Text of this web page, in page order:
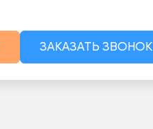
ЗАКАЗАТЬ ЗВОНОК